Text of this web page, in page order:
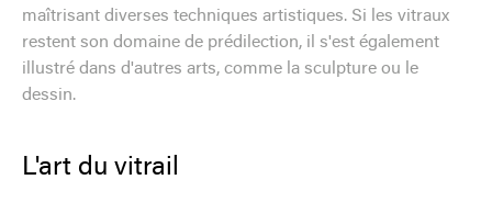
maîtrisant diverses techniques artistiques. Si les vitraux
restent son domaine de prédilection, il s'est également
illustré dans d'autres arts, comme la sculpture ou le
dessin.
L'art du vitrail